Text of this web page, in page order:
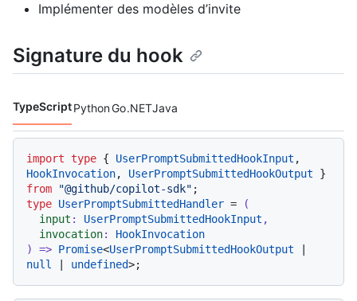
Implémenter des modèles d’invite
Signature du hook
Langages de code navigation
TypeScriptPythonGo.NETJava
import type { UserPromptSubmittedHookInput
HookInvocation, UserPromptSubmittedHookOutput
from
"@github/copilot-sdk"
type UserPromptSubmittedHandler =
(
input : UserPromptSubmittedHookInput ,
invocation: HookInvocation
) => Promise<UserPromptSubmittedHookOutput
null
undefined